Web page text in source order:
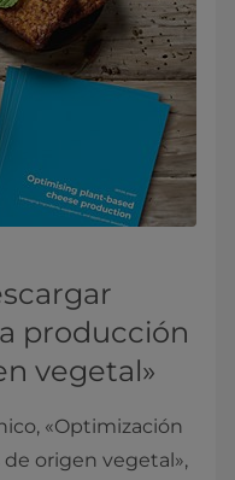
producción
vegetal»
«Optimización
origen vegetal»,